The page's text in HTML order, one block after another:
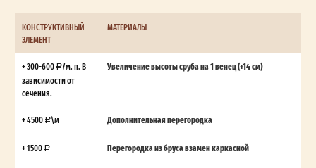
КОНСТРУКТИВНЫЙ
ЭЛЕМЕНТ
МАТЕРИАЛЫ
+ 300-600
/м. п. В
зависимости от
сечения.
Увеличение высоты сруба на 1 венец (+14 см)
+ 4500 \м Дополнительная перегородка
+ 1500 Перегородка из бруса взамен каркасной